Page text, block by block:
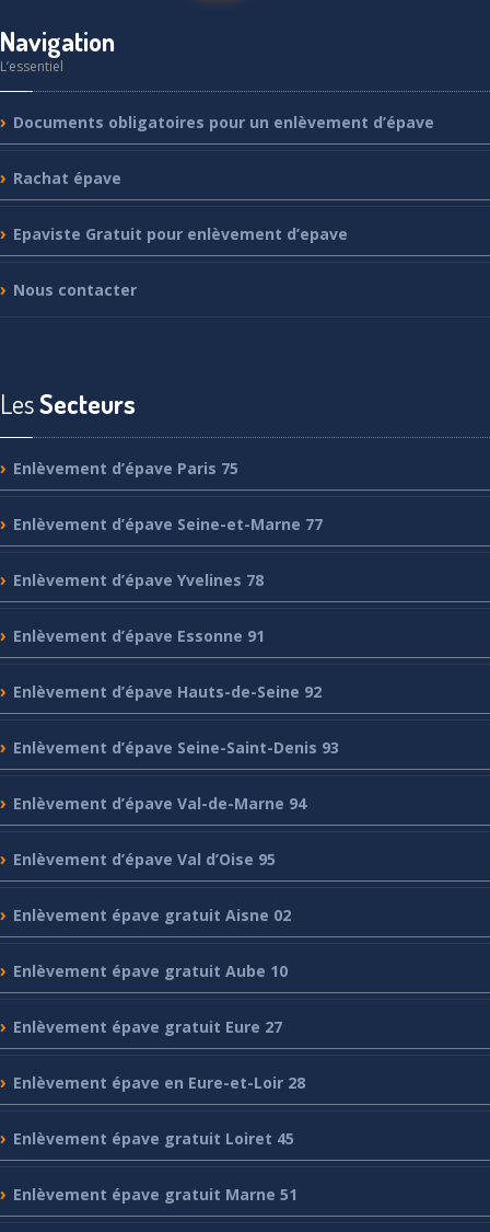
Navigation
L’essentiel
Documents obligatoires pour un enlèvement d’épave
Rachat épave
Epaviste Gratuit pour enlèvement d’epave
Nous contacter
LesSecteurs
Enlèvement d’épave Paris 75
Enlèvement d’épave Seine-et-Marne 77
Enlèvement d’épave Yvelines 78
Enlèvement d’épave Essonne 91
Enlèvement d’épave Hauts-de-Seine 92
Enlèvement d’épave Seine-Saint-Denis 93
Enlèvement d’épave Val-de-Marne 94
Enlèvement d’épave Val d’Oise 95
Enlèvement épave gratuit Aisne 02
Enlèvement épave gratuit Aube 10
Enlèvement épave gratuit Eure 27
Enlèvement épave en Eure-et-Loir 28
Enlèvement épave gratuit Loiret 45
Enlèvement épave gratuit Marne 51